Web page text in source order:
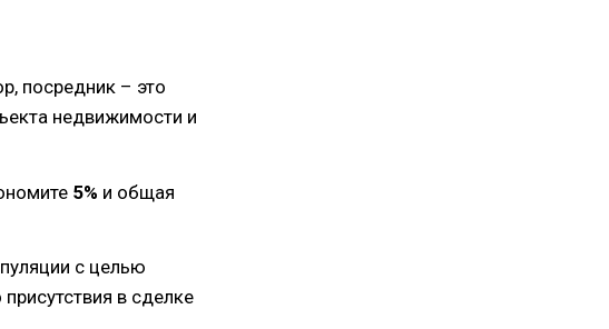
посредник – это
недвижимости и
5% и общая
с целью
в сделке